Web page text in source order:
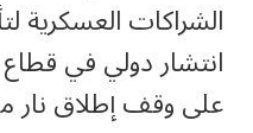
الشراكات العسكرية
انتشار دولي في
على وقف إطلاق نار